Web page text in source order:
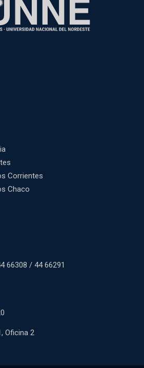
Corrientes
Chaco
66308 / 44 66291
Oficina 2